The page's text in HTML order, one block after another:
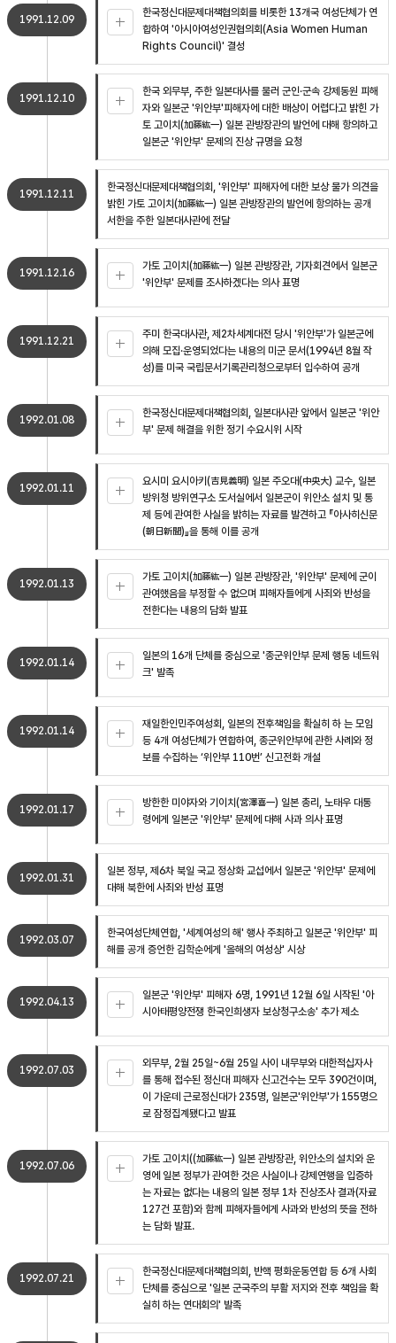
1991.12.09
한국정신대문제대책협의회를 비롯한 13개국 여성단체가 연
합하여 '아시아여성인권협의회(Asia Women Human
Rights Council)' 결성
1991.12.10
한국 외무부, 주한 일본대사를 불러 군인·군속 강제동원 피해
자와 일본군 '위안부'피해자에 대한 배상이 어렵다고 밝힌 가
토 고이치(加藤紘一) 일본 관방장관의 발언에 대해 항의하고
일본군 '위안부' 문제의 진상 규명을 요청
1991.12.11
한국정신대문제대책협의회, '위안부' 피해자에 대한 보상 불가 의견을
밝힌 가토 고이치(加藤紘一) 일본 관방장관의 발언에 항의하는 공개
서한을 주한 일본대사관에 전달
1991.12.16
가토 고이치(加藤紘一) 일본 관방장관, 기자회견에서 일본군
'위안부' 문제를 조사하겠다는 의사 표명
1991.12.21
주미 한국대사관, 제2차세계대전 당시 '위안부'가 일본군에
의해 모집·운영되었다는 내용의 미군 문서(1994년 8월 작
성)를 미국 국립문서기록관리청으로부터 입수하여 공개
1992.01.08
한국정신대문제대책협의회, 일본대사관 앞에서 일본군 '위안
부' 문제 해결을 위한 정기 수요시위 시작
1992.01.11
요시미 요시아키(吉見義明) 일본 주오대(中央大) 교수, 일본
방위청 방위연구소 도서실에서 일본군이 위안소 설치 및 통
제 등에 관여한 사실을 밝히는 자료를 발견하고 『아사히신문
(朝日新聞)』을 통해 이를 공개
1992.01.13
가토 고이치(加藤紘一) 일본 관방장관, '위안부' 문제에 군이
관여했음을 부정할 수 없으며 피해자들에게 사죄와 반성을
전한다는 내용의 담화 발표
1992.01.14
일본의 16개 단체를 중심으로 '종군위안부 문제 행동 네트워
크' 발족
1992.01.14
재일한인민주여성회, 일본의 전후책임을 확실히 하 는 모임
등 4개 여성단체가 연합하여, 종군위안부에 관한 사례와 정
보를 수집하는 ‘위안부 110번’ 신고전화 개설
1992.01.17
방한한 미야자와 기이치(宮澤喜一) 일본 총리, 노태우 대통
령에게 일본군 '위안부' 문제에 대해 사과 의사 표명
1992.01.31
일본 정부, 제6차 북일 국교 정상화 교섭에서 일본군 '위안부' 문제에
대해 북한에 사죄와 반성 표명
1992.03.07
한국여성단체연합, '세계여성의 해' 행사 주최하고 일본군 '위안부' 피
해를 공개 증언한 김학순에게 '올해의 여성상' 시상
1992.04.13
일본군 '위안부' 피해자 6명, 1991년 12월 6일 시작된 '아
시아태평양전쟁 한국인희생자 보상청구소송' 추가 제소
1992.07.03
외무부, 2월 25일~6월 25일 사이 내무부와 대한적십자사
를 통해 접수된 정신대 피해자 신고건수는 모두 390건이며,
이 가운데 근로정신대가 235명, 일본군'위안부'가 155명으
로 잠정집계됐다고 발표
1992.07.06
가토 고이치((加藤紘一) 일본 관방장관, 위안소의 설치와 운
영에 일본 정부가 관여한 것은 사실이나 강제연행을 입증하
는 자료는 없다는 내용의 일본 정부 1차 진상조사 결과(자료
127건 포함)와 함께 피해자들에게 사과와 반성의 뜻을 전하
는 담화 발표.
1992.07.21
한국정신대문제대책협의회, 반핵 평화운동연합 등 6개 사회
단체를 중심으로 '일본 군국주의 부활 저지와 전후 책임을 확
실히 하는 연대회의' 발족